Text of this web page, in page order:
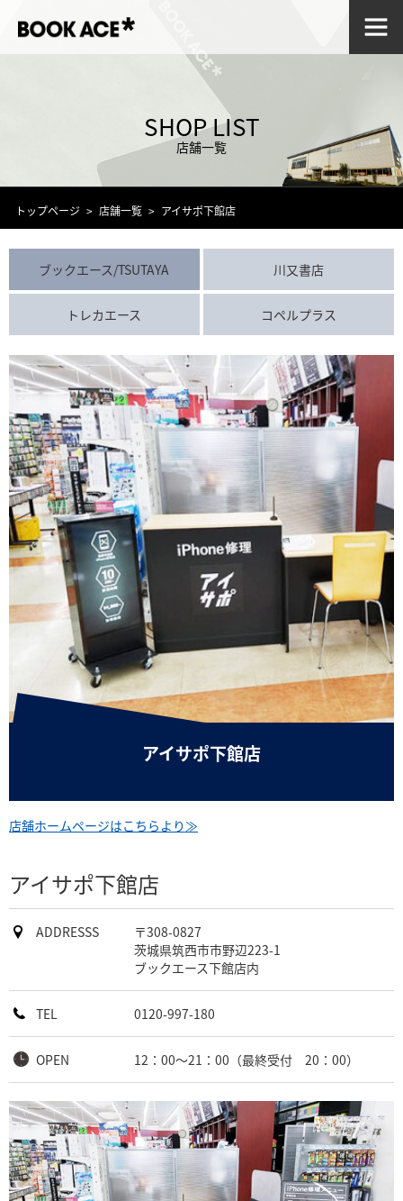
SHOP LIST
店舗一覧
トップページ 店舗一覧 アイサポ下館店
ブックエース/TSUTAYA 川又書店
トレカエース コペルプラス
アイサポ下館店
店舗ホームページはこちらより≫
アイサポ下館店
ADDRESSS
〒308-0827
茨城県筑西市市野辺223-1
ブックエース下館店内
TEL 0120-997-180
OPEN 12：00～21：00（最終受付 20：00）